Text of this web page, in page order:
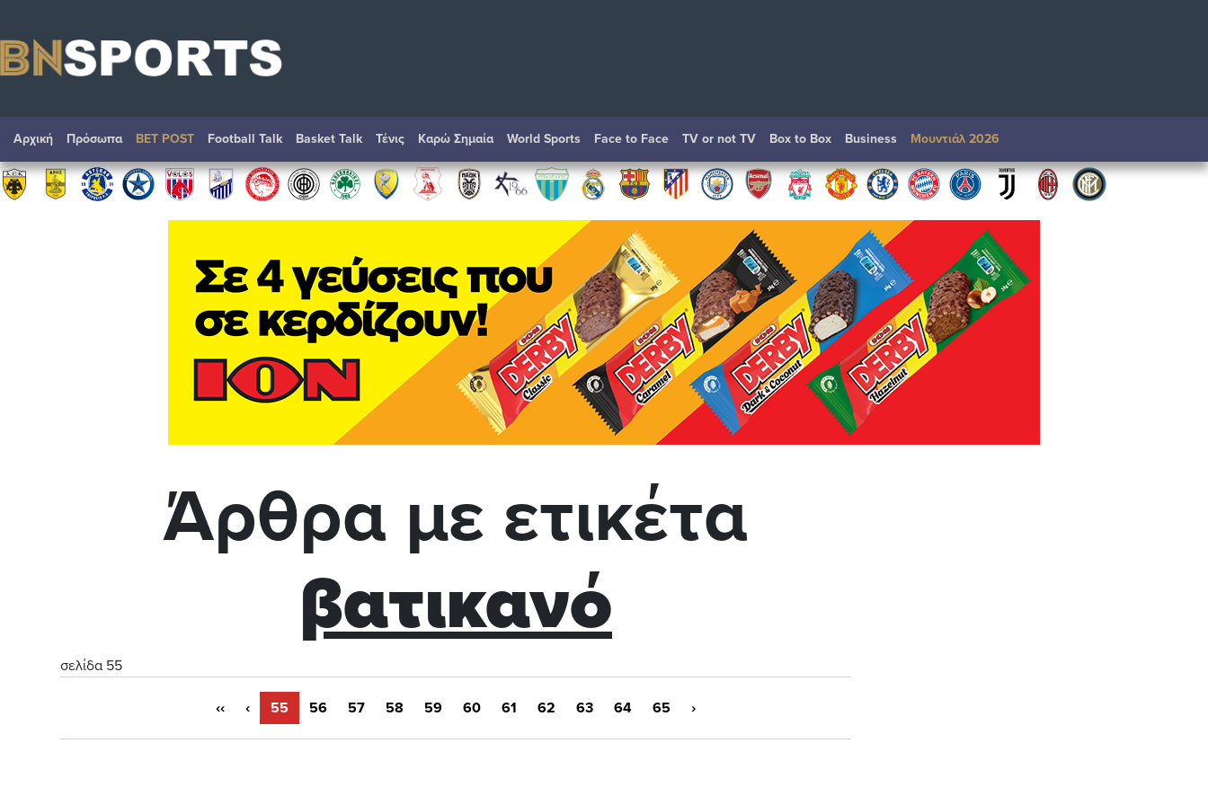
Αρχική Πρόσωπα BET POST Football Talk Basket Talk Τένις Καρώ Σημαία World Sports Face to Face TV or not TV Box to Box Βusiness Μουντιάλ 2026
Άρθρα με ετικέτα
βατικανό
σελίδα 55
‹‹ ‹ 55 56 57 58 59 60 61 62 63 64 65 ›